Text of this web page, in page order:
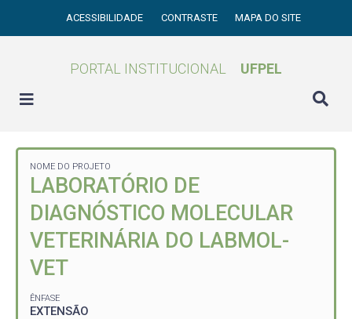
ACESSIBILIDADE CONTRASTE MAPA DO SITE
PORTAL INSTITUCIONAL UFPEL
NOME DO PROJETO
LABORATÓRIO DE
DIAGNÓSTICO MOLECULAR
VETERINÁRIA DO LABMOL-
VET
ÊNFASE
EXTENSÃO